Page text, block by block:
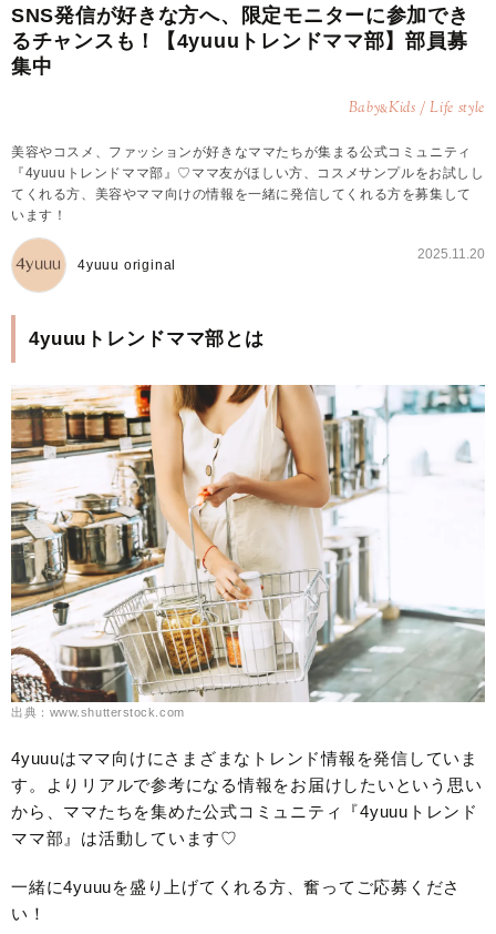
SNS発信が好きな方へ、限定モニターに参加でき
るチャンスも！【4yuuuトレンドママ部】部員募
集中
Baby&Kids / Life style
美容やコスメ、ファッションが好きなママたちが集まる公式コミュニティ
『4yuuuトレンドママ部』♡ママ友がほしい方、コスメサンプルをお試しし
てくれる方、美容やママ向けの情報を一緒に発信してくれる方を募集して
います！
4yuuu original
2025.11.20
4yuuuトレンドママ部とは
出典：www.shutterstock.com
4yuuuはママ向けにさまざまなトレンド情報を発信していま
す。よりリアルで参考になる情報をお届けしたいという思い
から、ママたちを集めた公式コミュニティ『4yuuuトレンド
ママ部』は活動しています♡
一緒に4yuuuを盛り上げてくれる方、奮ってご応募くださ
い！